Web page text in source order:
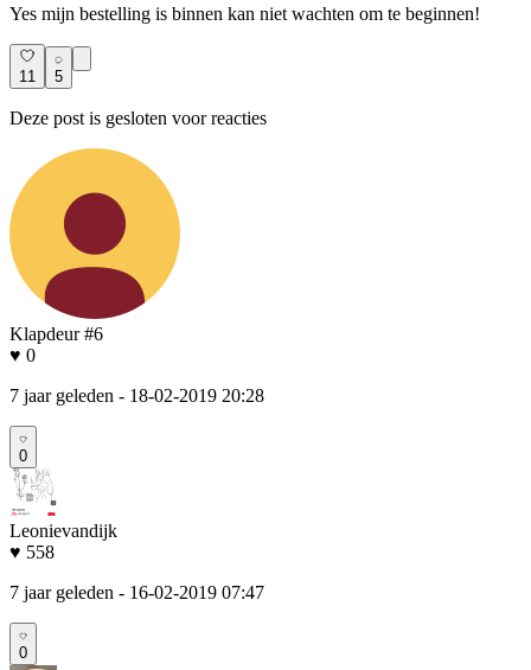
Yes mijn bestelling is binnen kan niet wachten om te beginnen!
11 5
Deze post is gesloten voor reacties
Klapdeur #6
♥ 0
7 jaar geleden - 18-02-2019 20:28
0
Leonievandijk
♥ 558
7 jaar geleden - 16-02-2019 07:47
0